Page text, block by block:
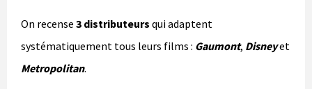
On recense 3 distributeurs qui adaptent
systématiquement tous leurs films : Gaumont, Disneyet
Metropolitan.